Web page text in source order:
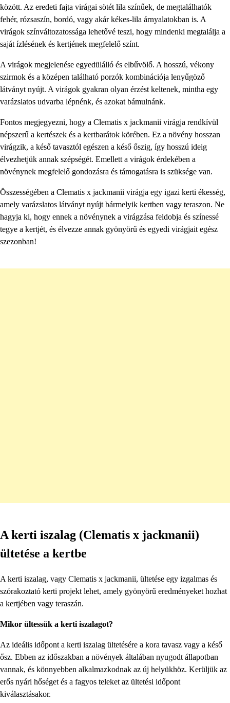
között. Az eredeti fajta virágai sötét lila színűek, de megtalálhatók
fehér, rózsaszín, bordó, vagy akár kékes-lila árnyalatokban is. A
virágok színváltozatossága lehetővé teszi, hogy mindenki megtalálja a
saját ízlésének és kertjének megfelelő színt.
A virágok megjelenése egyedülálló és elbűvölő. A hosszú, vékony
szirmok és a középen található porzók kombinációja lenyűgöző
látványt nyújt. A virágok gyakran olyan érzést keltenek, mintha egy
varázslatos udvarba lépnénk, és azokat bámulnánk.
Fontos megjegyezni, hogy a Clematis x jackmanii virágja rendkívül
népszerű a kertészek és a kertbarátok körében. Ez a növény hosszan
virágzik, a késő tavasztól egészen a késő őszig, így hosszú ideig
élvezhetjük annak szépségét. Emellett a virágok érdekében a
növénynek megfelelő gondozásra és támogatásra is szüksége van.
Összességében a Clematis x jackmanii virágja egy igazi kerti ékesség,
amely varázslatos látványt nyújt bármelyik kertben vagy teraszon. Ne
hagyja ki, hogy ennek a növénynek a virágzása feldobja és színessé
tegye a kertjét, és élvezze annak gyönyörű és egyedi virágjait egész
szezonban!
A kerti iszalag (Clematis x jackmanii)
ültetése a kertbe
A kerti iszalag, vagy Clematis x jackmanii, ültetése egy izgalmas és
szórakoztató kerti projekt lehet, amely gyönyörű eredményeket hozhat
a kertjében vagy teraszán.
Mikor ültessük a kerti iszalagot?
Az ideális időpont a kerti iszalag ültetésére a kora tavasz vagy a késő
ősz. Ebben az időszakban a növények általában nyugodt állapotban
vannak, és könnyebben alkalmazkodnak az új helyükhöz. Kerüljük az
erős nyári hőséget és a fagyos teleket az ültetési időpont
kiválasztásakor.